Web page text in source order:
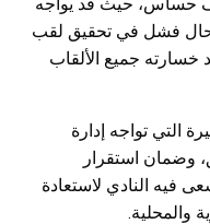
حال فشل في تحقيق لقب
خسارته جميع الألقاب
التي تواجه إدارة
وضمان استقرار
فيه النادي لاستعادة
والمحلية.